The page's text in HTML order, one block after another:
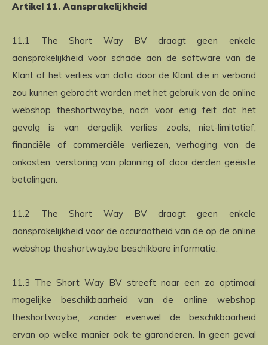
Artikel 11. Aansprakelijkheid
11.1 The Short Way BV draagt geen enkele
aansprakelijkheid voor schade aan de software van de
Klant of het verlies van data door de Klant die in verband
zou kunnen gebracht worden met het gebruik van de online
webshop theshortway.be, noch voor enig feit dat het
gevolg is van dergelijk verlies zoals, niet-limitatief,
financiële of commerciële verliezen, verhoging van de
onkosten, verstoring van planning of door derden geëiste
betalingen.
11.2 The Short Way BV draagt geen enkele
aansprakelijkheid voor de accuraatheid van de op de online
webshop theshortway.be beschikbare informatie.
11.3 The Short Way BV streeft naar een zo optimaal
mogelijke beschikbaarheid van de online webshop
theshortway.be, zonder evenwel de beschikbaarheid
ervan op welke manier ook te garanderen. In geen geval